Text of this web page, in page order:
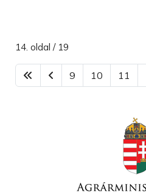
14. oldal / 19
9 10 11